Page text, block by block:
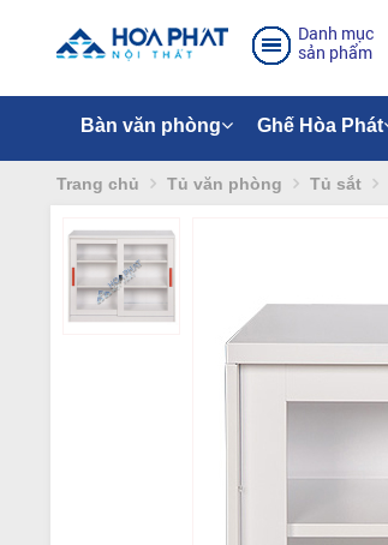
Danh mục
sản phẩm
Bàn văn phòng Ghế Hòa Phát
Trang chủ Tủ văn phòng Tủ sắt